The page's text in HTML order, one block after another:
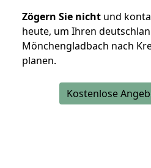
Zögern Sie nicht und
heute, um Ihren
Mönchengladbach nach
planen.
Kostenlose